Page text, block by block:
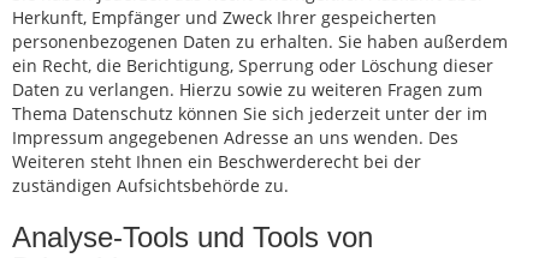
Herkunft, Empfänger und Zweck Ihrer gespeicherten
personenbezogenen Daten zu erhalten. Sie haben außerdem
ein Recht, die Berichtigung, Sperrung oder Löschung dieser
Daten zu verlangen. Hierzu sowie zu weiteren Fragen zum
Thema Datenschutz können Sie sich jederzeit unter der im
Impressum angegebenen Adresse an uns wenden. Des
Weiteren steht Ihnen ein Beschwerderecht bei der
zuständigen Aufsichtsbehörde zu.
Analyse-Tools und Tools von